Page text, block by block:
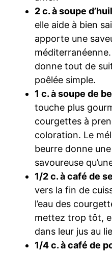
2 c. à soupe
elle aide à bien
apporte une
méditerranéenne.
donne tout de
poêlée simple.
1 c. à soupe de
touche plus
courgettes à
coloration. Le
beurre donne
savoureuse
1/2 c. à café de
vers la fin de
l’eau des
mettez trop tôt,
dans leur jus au
1/4 c. à café de